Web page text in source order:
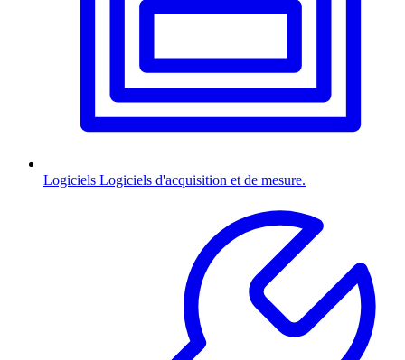
Logiciels Logiciels d'acquisition et de mesure.